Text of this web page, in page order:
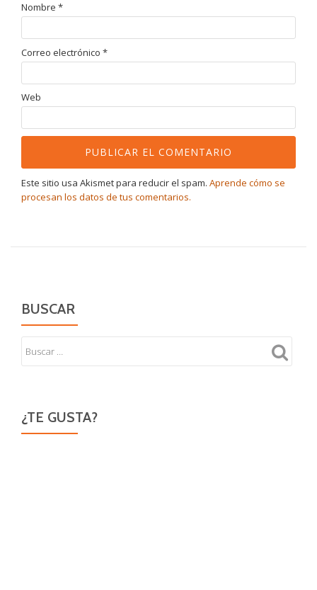
Nombre *
Correo electrónico *
Web
Este sitio usa Akismet para reducir el spam. Aprende cómo se
procesan los datos de tus comentarios.
BUSCAR
¿TE GUSTA?